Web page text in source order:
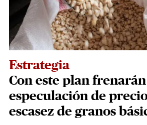
Estrategia
Con este plan
especulación de
escasez de granos